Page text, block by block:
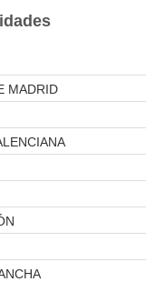
MADRID